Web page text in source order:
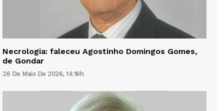
Necrologia: faleceu Agostinho Domingos Gomes,
de Gondar
26 De Maio De 2026, 14:16h